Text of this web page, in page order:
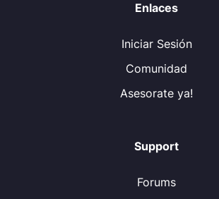
Enlaces
Iniciar Sesión
Comunidad
Asesorate ya!
Support
Forums